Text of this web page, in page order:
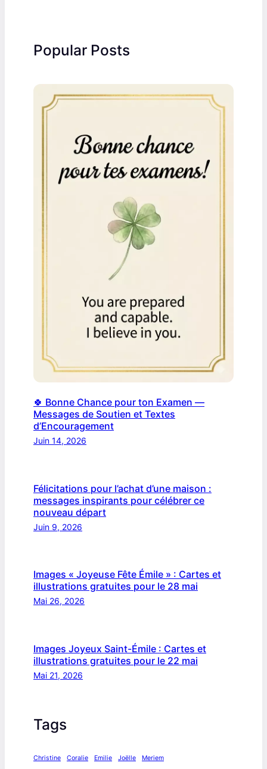
Popular Posts
🍀 Bonne Chance pour ton Examen —
Messages de Soutien et Textes
d’Encouragement
Juin 14, 2026
Félicitations pour l’achat d’une maison :
messages inspirants pour célébrer ce
nouveau départ
Juin 9, 2026
Images « Joyeuse Fête Émile » : Cartes et
illustrations gratuites pour le 28 mai
Mai 26, 2026
Images Joyeux Saint-Émile : Cartes et
illustrations gratuites pour le 22 mai
Mai 21, 2026
Tags
Christine Coralie Emilie Joëlle Meriem